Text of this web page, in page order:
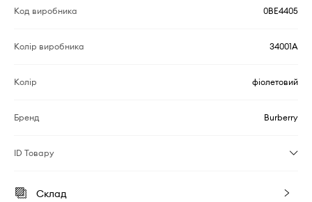
Код виробника 0BE4405
Колір виробника 34001A
Колір фіолетовий
Бренд Burberry
ID Товару
Склад